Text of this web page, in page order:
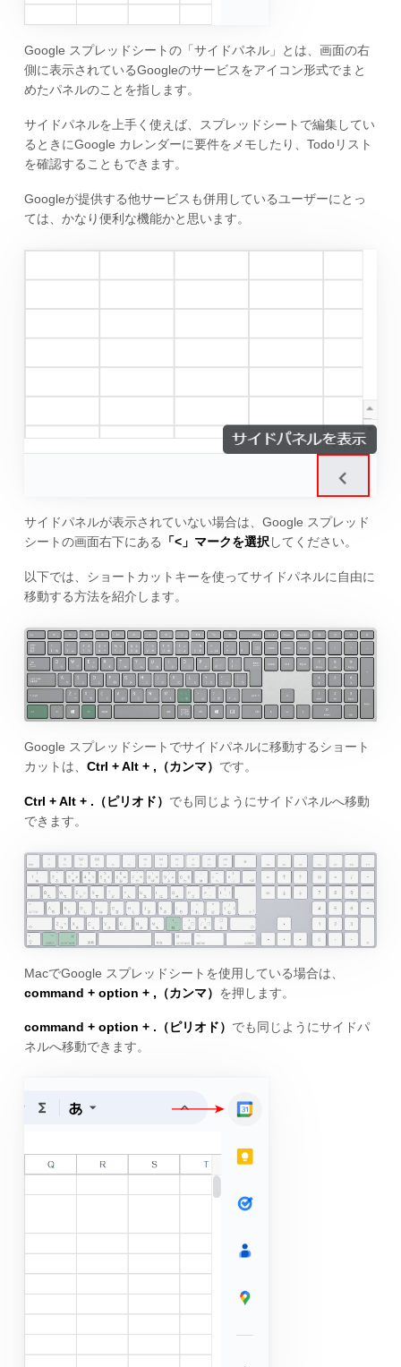
Google スプレッドシートの「サイドパネル」とは、画面の右
側に表示されているGoogleのサービスをアイコン形式でまと
めたパネルのことを指します。
サイドパネルを上手く使えば、スプレッドシートで編集してい
るときにGoogle カレンダーに要件をメモしたり、Todoリスト
を確認することもできます。
Googleが提供する他サービスも併用しているユーザーにとっ
ては、かなり便利な機能かと思います。
サイドパネルが表示されていない場合は、Google スプレッド
シートの画面右下にある
「<」マークを選択 してください。
以下では、ショートカットキーを使ってサイドパネルに自由に
移動する方法を紹介します。
Google スプレッドシートでサイドパネルに移動するショート
カットは、 Ctrl + Alt + ,（カンマ） です。
Ctrl + Alt + .（ピリオド） でも同じようにサイドパネルへ移動
できます。
MacでGoogle スプレッドシートを使用している場合は、
command + option + ,（カンマ） を押します。
command + option + .（ピリオド） でも同じようにサイドパ
ネルへ移動できます。